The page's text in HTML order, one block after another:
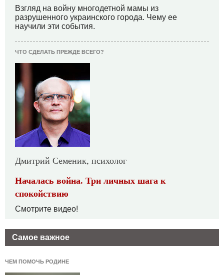
Самое важное
ЧЕМ ПОМОЧЬ РОДИНЕ
Взгляд на войну многодетной мамы из
разрушенного украинского города. Чему ее
научили эти события.
ЧТО СДЕЛАТЬ ПРЕЖДЕ ВСЕГО?
Дмитрий Семеник, психолог
Началась война. Три личных шага к
спокойствию
Смотрите видео!